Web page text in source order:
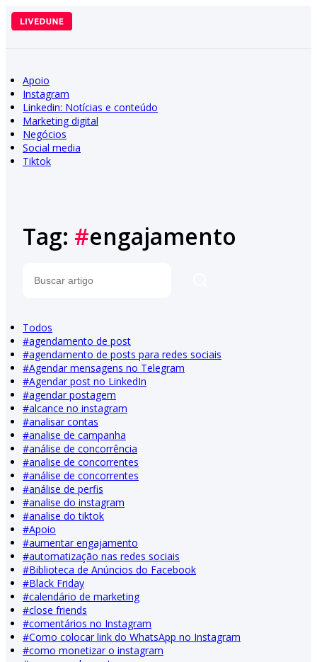
Pular
para
Apoio
Instagram
Linkedin: Notícias e conteúdo
Marketing digital
Negócios
Social media
Tiktok
Tag: #engajamento
Todos
#agendamento de post
#agendamento de posts para redes sociais
#Agendar mensagens no Telegram
#Agendar post no LinkedIn
#agendar postagem
#alcance no instagram
#analisar contas
#analise de campanha
#análise de concorrência
#analise de concorrentes
#análise de concorrentes
#análise de perfis
#analise do instagram
#analise do tiktok
#Apoio
#aumentar engajamento
#automatização nas redes sociais
#Biblioteca de Anúncios do Facebook
#Black Friday
#calendário de marketing
#close friends
#comentários no Instagram
#Como colocar link do WhatsApp no Instagram
#como monetizar o instagram